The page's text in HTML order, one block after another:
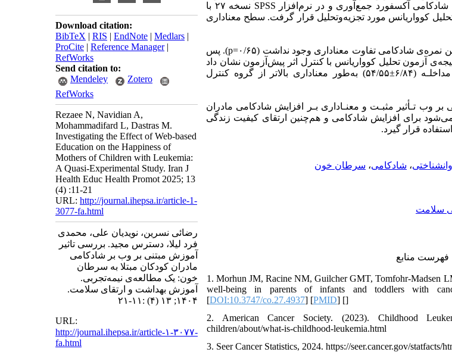
هفته پس از پایان مداخله، داده‌ها با پرسشنامه‌ی شادکامی آکسفورد جمع‌آوری و در نرم‌افزار SPSS نسخه ۲۷ با
کوواریانس مورد تجزیه‌وتحلیل قرار گرفت. سطح معناداری
قبل از مداخله بین دو گروه از نظر میانگین نمره‌ی شادکامی تفاوت معناداری وجود نداشت (۰/۶۵=p). پس
آزمون تحلیل کوواریانس با کنترل اثر پیش‌آزمون نشان داد
که میانگین نمره‌ی شادکامی در مادران گروه مداخلـه (۶/۸۴±۵۴/۵۵) به‌طور معناداری بالاتر از گروه کنترل
وب تـأثیر مثبـت و معنـاداری بـر افزایش شادکامی مادران
برای افزایش شادکامی و هم‌چنین ارتقای کیفیت زندگی
قرار گیرد.
، شادکامی، سرطان خون
سلامت
فهرست منابع
1. Morhun JM, Racine NM, Guilcher GMT, Tomfohr-Madsen
well-being in parents of infants and toddlers with
[DOI:10.3747/co.27.4937] [PMID] []
2. American Cancer Society. (2023). Childhood
children/about/what-is-childhood-leukemia.html
3. Seer Cancer Statistics, 2024. https://seer.cancer.gov/statfacts/
Download citation:
BibTeX | RIS | EndNote | Medlars |
ProCite | Reference Manager|
RefWorks
Send citation to:
Mendeley
Zotero
RefWorks
Rezaee N, Navidian A,
Mohammadifard L, Dastras M.
Investigating the Effect of Web-based
Education on the Happiness of
Mothers of Children with Leukemia:
A Quasi-Experimental Study. Iran J
Health Educ Health Promot 2025; 13
(4) :11-21
URL: http://journal.ihepsa.ir/article-1-
3077-fa.html
رضائی نسرین، نویدیان علی، محمدی
فرد لیلا، دسترس مجید. بررسی تاثیر
آموزش مبتنی بر وب بر شادکامی
مادران کودکان مبتلا به سرطان
خون: یک مطالعه‌ی نیمه‌تجربی.
آموزش بهداشت و ارتقای سلامت.
۱۴۰۴; ۱۳ (۴) :۱۱-۲۱
URL:
http://journal.ihepsa.ir/article-۱-۳۰۷۷-
fa.html